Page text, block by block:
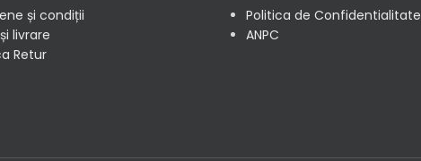
și condiții
livrare
Retur
Politica de Confidentialitate
ANPC